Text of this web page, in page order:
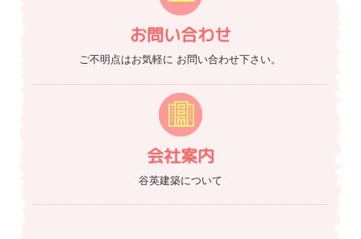
お問い合わせ
ご不明点はお気軽に お問い合わせ下さい。
会社案内
谷英建築について